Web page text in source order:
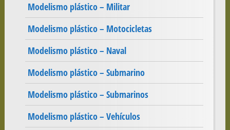
Modelismo plástico – Militar
Modelismo plástico – Motocicletas
Modelismo plástico – Naval
Modelismo plástico – Submarino
Modelismo plástico – Submarinos
Modelismo plástico – Vehículos